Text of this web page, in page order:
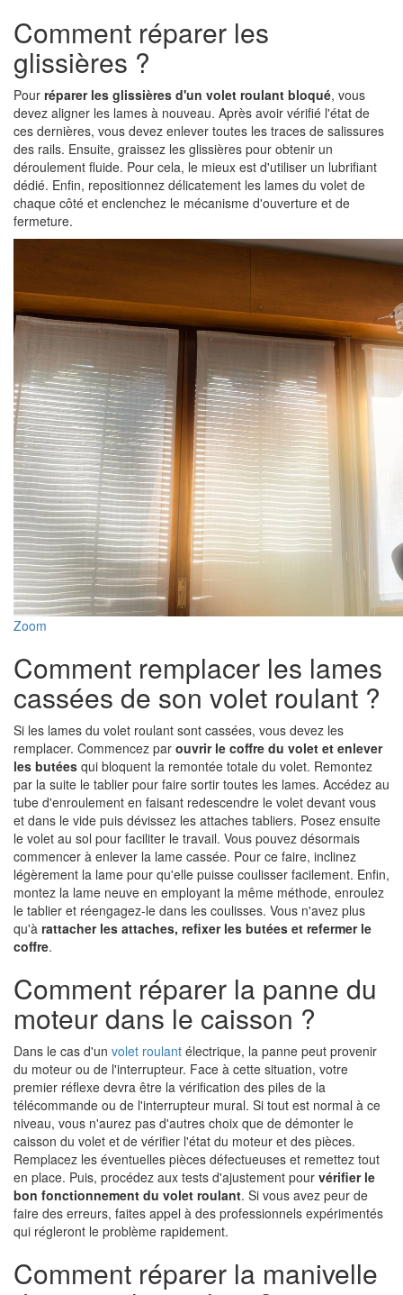
Comment réparer les
glissières ?
Pour réparer les glissières d'un volet roulant bloqué, vous
devez aligner les lames à nouveau. Après avoir vérifié l'état de
ces dernières, vous devez enlever toutes les traces de salissures
des rails. Ensuite, graissez les glissières pour obtenir un
déroulement fluide. Pour cela, le mieux est d'utiliser un lubrifiant
dédié. Enfin, repositionnez délicatement les lames du volet de
chaque côté et enclenchez le mécanisme d'ouverture et de
fermeture.
Zoom
Comment remplacer les lames
cassées de son volet roulant ?
Si les lames du volet roulant sont cassées, vous devez les
remplacer. Commencez par ouvrir le coffre du volet et enlever
les butées qui bloquent la remontée totale du volet. Remontez
par la suite le tablier pour faire sortir toutes les lames. Accédez au
tube d'enroulement en faisant redescendre le volet devant vous
et dans le vide puis dévissez les attaches tabliers. Posez ensuite
le volet au sol pour faciliter le travail. Vous pouvez désormais
commencer à enlever la lame cassée. Pour ce faire, inclinez
légèrement la lame pour qu'elle puisse coulisser facilement. Enfin,
montez la lame neuve en employant la même méthode, enroulez
le tablier et réengagez-le dans les coulisses. Vous n'avez plus
qu'à rattacher les attaches, refixer les butées et refermer le
coffre.
Comment réparer la panne du
moteur dans le caisson ?
Dans le cas d'un volet roulant électrique, la panne peut provenir
du moteur ou de l'interrupteur. Face à cette situation, votre
premier réflexe devra être la vérification des piles de la
télécommande ou de l'interrupteur mural. Si tout est normal à ce
niveau, vous n'aurez pas d'autres choix que de démonter le
caisson du volet et de vérifier l'état du moteur et des pièces.
Remplacez les éventuelles pièces défectueuses et remettez tout
en place. Puis, procédez aux tests d'ajustement pour vérifier le
bon fonctionnement du volet roulant. Si vous avez peur de
faire des erreurs, faites appel à des professionnels expérimentés
qui régleront le problème rapidement.
Comment réparer la manivelle